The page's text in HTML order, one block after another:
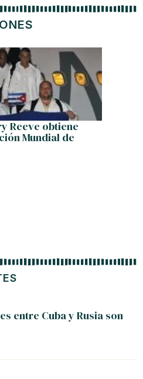
entre Cuba y Rusia son
Reeve obtiene
Mundial de